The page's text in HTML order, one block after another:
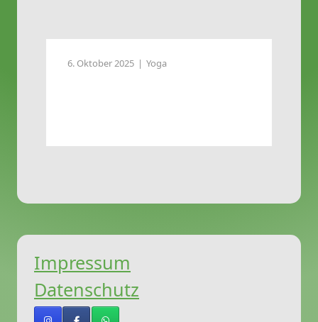
6. Oktober 2025 Yoga
Impressum
Datenschutz